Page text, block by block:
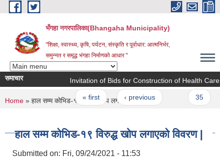
Skip to main content
भँगहा नगरपालिका(Bhangaha Municipality)
"शिक्षा, स्वास्थ्य, कृषि, पर्यटन, संस्कृति र पूर्वाधार: आत्मनिर्भर,
समुन्नत र समृद्ध भंगहा निर्माणको आधार "
समाचार Invitation of Bids for Construction of Health Care
Pages
« first ‹ previous
You are here
Home » हाल सम्म कोभिड-१९ विरुद्ध खोप लगाएको विवरण |
हाल सम्म कोभिड-१९ विरुद्ध खोप लगाएको विवरण |
Submitted on: Fri, 09/24/2021 - 11:53